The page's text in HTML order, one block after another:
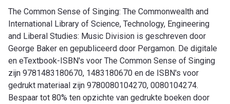
The Common Sense of Singing: The Commonwealth and
International Library of Science, Technology, Engineering
and Liberal Studies: Music Division is geschreven door
George Baker en gepubliceerd door Pergamon. De digitale
en eTextbook-ISBN's voor The Common Sense of Singing
zijn 9781483180670, 1483180670 en de ISBN's voor
gedrukt materiaal zijn 9780080104270, 0080104274.
Bespaar tot 80% ten opzichte van gedrukte boeken door